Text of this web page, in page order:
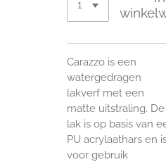
Carazzo is een
watergedragen
lakverf met een
matte uitstraling. De
lak is op basis van
PU acrylaathars en
voor gebruik